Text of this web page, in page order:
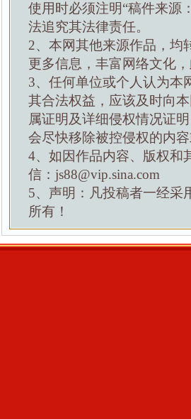
使用时必须注明“稿件来源
法追究其法律责任。
2、本网其他来源作品，均
更多信息，丰富网络文化
3、任何单位或个人认为本
其合法权益，应该及时向
属证明及详细侵权情况证
会尽快移除被控侵权的内容
4、如因作品内容、版权和
信：js88@vip.sina.com
5、声明：凡投稿者一经采
所有！